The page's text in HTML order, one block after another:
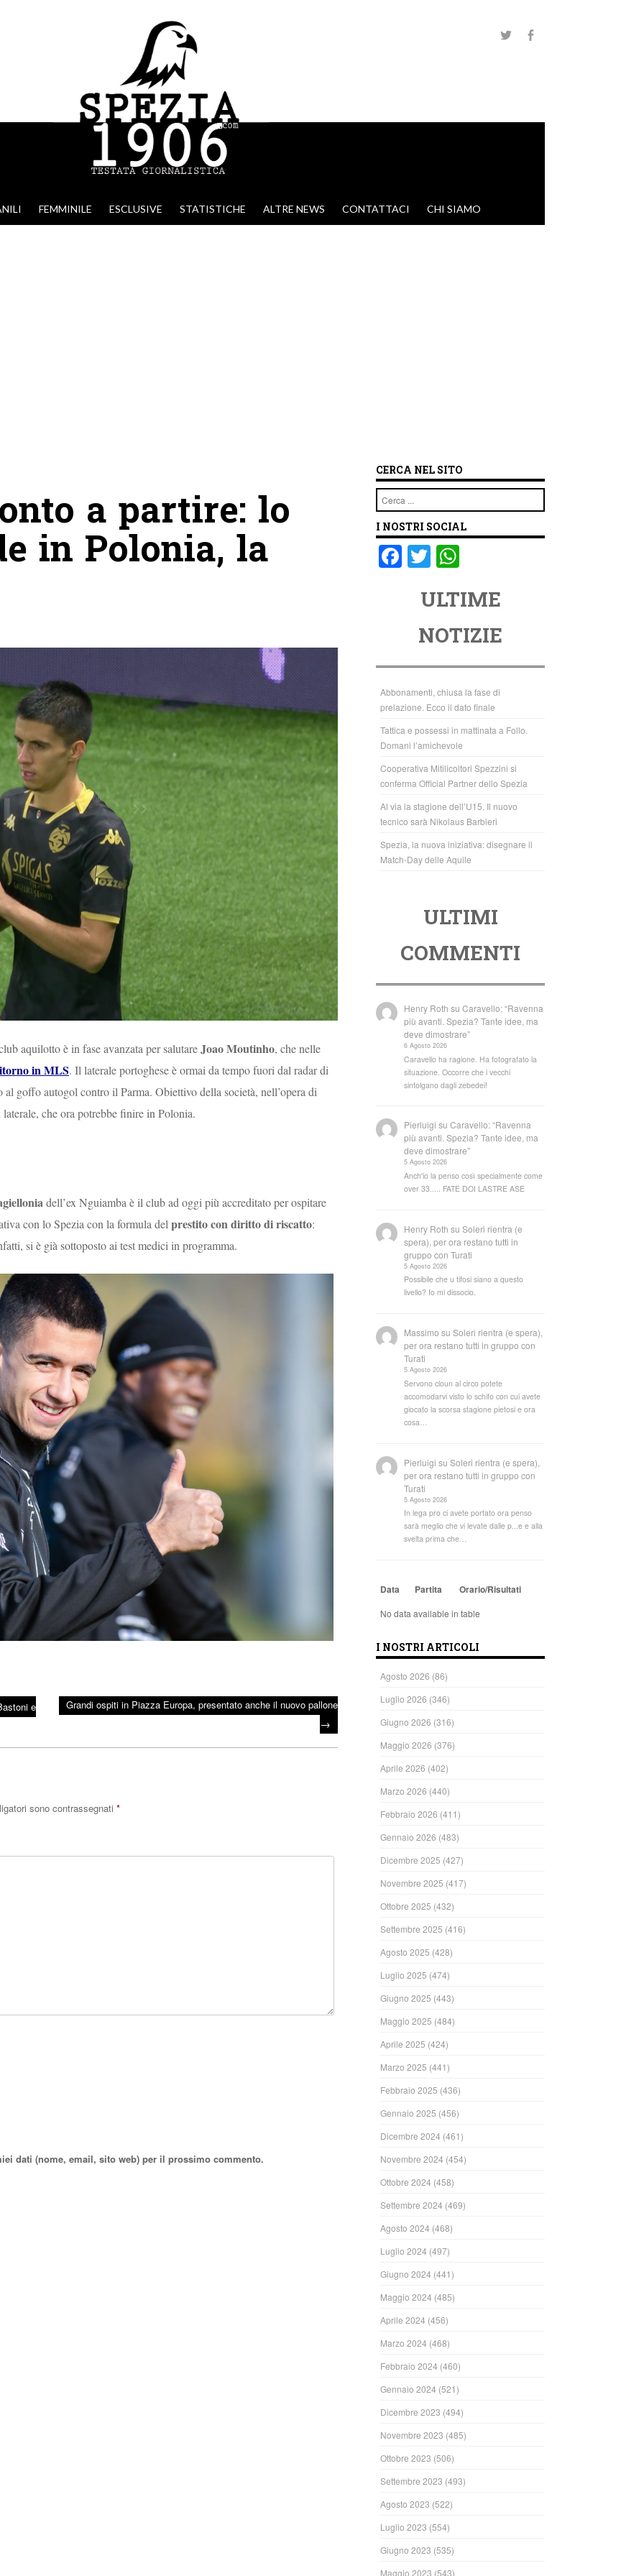
FEMMINILE ESCLUSIVE STATISTICHE ALTRE NEWS CONTATTACI CHI SIAMO
a partire: lo
in Polonia, la
aquilotto è in fase avanzata per salutareJoao Moutinho, che nelle
in MLS. Il laterale portoghese è ormai da tempo fuori dal radar di
goffo autogol contro il Parma. Obiettivo della società, nell’opera di
che ora potrebbe finire in Polonia.
dell’ex Nguiamba è il club ad oggi più accreditato per ospitare
con lo Spezia con la formula del prestito con diritto di riscatto:
si è già sottoposto ai test medici in programma.
e
Grandi ospiti in Piazza Europa, presentato anche il nuovo pallone
→
sono contrassegnati *
dati (nome, email, sito web) per il prossimo commento.
CERCA NEL SITO
Cerca
I NOSTRI SOCIAL
F
o
o
k
T
tt
er
at
s
A
p
p
ULTIME
NOTIZIE
Abbonamenti, chiusa la fase di
prelazione. Ecco il dato finale
Tattica e possessi in mattinata a Follo.
Domani l’amichevole
Cooperativa Mitilicoltori Spezzini si
conferma Official Partner dello Spezia
Al via la stagione dell’U15. Il nuovo
tecnico sarà Nikolaus Barbieri
Spezia, la nuova iniziativa: disegnare il
Match-Day delle Aquile
ULTIMI
COMMENTI
Henry Roth suCaravello: “Ravenna
più avanti. Spezia? Tante idee, ma
deve dimostrare”
6 Agosto 2026
Caravello ha ragione. Ha fotografato la
situazione. Occorre che i vecchi
sintolgano dagli zebedei!
Pierluigi suCaravello: “Ravenna
più avanti. Spezia? Tante idee, ma
deve dimostrare”
5 Agosto 2026
Anch'io la penso così specialmente come
over 33..... FATE DOI LASTRE ASE
Henry Roth suSoleri rientra (e
spera), per ora restano tutti in
gruppo con Turati
5 Agosto 2026
Possibile che u tifosi siano a questo
livello? Io mi dissocio.
Massimo suSoleri rientra (e spera),
per ora restano tutti in gruppo con
Turati
5 Agosto 2026
Servono cloun al circo potete
accomodarvi visto lo schifo con cui avete
giocato la scorsa stagione pietosi e ora
cosa…
Pierluigi suSoleri rientra (e spera),
per ora restano tutti in gruppo con
Turati
5 Agosto 2026
In lega pro ci avete portato ora penso
sarà meglio che vi levate dalle p...e e alla
svelta prima che…
Data Partita Orario/Risultati
No data available in table
I NOSTRI ARTICOLI
Agosto 2026 (86)
Luglio 2026 (346)
Giugno 2026 (316)
Maggio 2026 (376)
Aprile 2026 (402)
Marzo 2026 (440)
Febbraio 2026 (411)
Gennaio 2026 (483)
Dicembre 2025 (427)
Novembre 2025 (417)
Ottobre 2025 (432)
Settembre 2025 (416)
Agosto 2025 (428)
Luglio 2025 (474)
Giugno 2025 (443)
Maggio 2025 (484)
Aprile 2025 (424)
Marzo 2025 (441)
Febbraio 2025 (436)
Gennaio 2025 (456)
Dicembre 2024 (461)
Novembre 2024 (454)
Ottobre 2024 (458)
Settembre 2024 (469)
Agosto 2024 (468)
Luglio 2024 (497)
Giugno 2024 (441)
Maggio 2024 (485)
Aprile 2024 (456)
Marzo 2024 (468)
Febbraio 2024 (460)
Gennaio 2024 (521)
Dicembre 2023 (494)
Novembre 2023 (485)
Ottobre 2023 (506)
Settembre 2023 (493)
Agosto 2023 (522)
Luglio 2023 (554)
Giugno 2023 (535)
Maggio 2023 (543)